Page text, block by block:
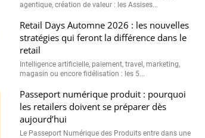
agentique, création de valeur : les Assises...
Retail Days Automne 2026 : les nouvelles
stratégies qui feront la différence dans le
retail
Intelligence artificielle, paiement, travel, marketing,
magasin ou encore fidélisation : les 5...
Passeport numérique produit : pourquoi
les retailers doivent se préparer dès
aujourd’hui
Le Passeport Numérique des Produits entre dans une